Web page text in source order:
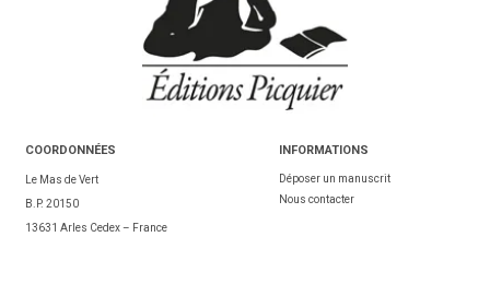
COORDONNÉES
Le Mas de Vert
B.P. 20150
13631 Arles Cedex – France
INFORMATIONS
Déposer un manuscrit
Nous contacter